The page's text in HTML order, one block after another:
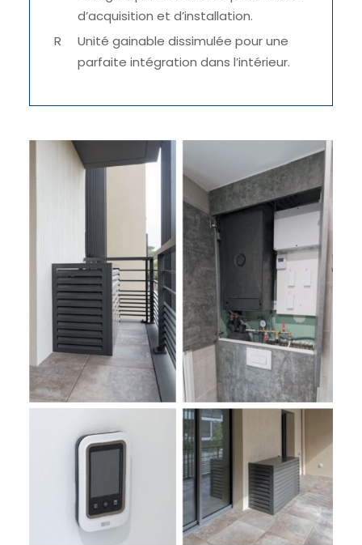
d’acquisition et d’installation.
Unité gainable dissimulée pour une
parfaite intégration dans l’intérieur.